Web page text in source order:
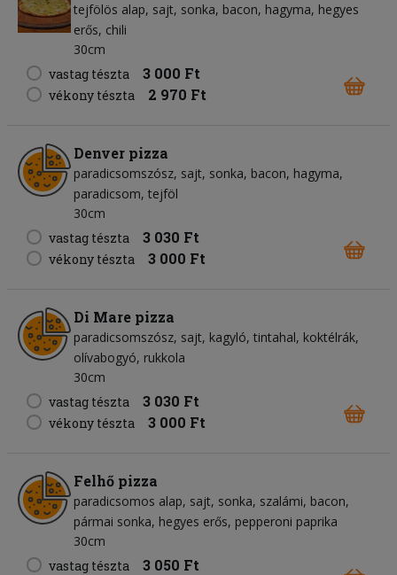
tejfölös alap sajt sonka bacon hagyma hegyes
erős chili
30cm
vastag tészta
3 000 Ft
vékony tészta 2 970 Ft
Denver pizza
paradicsomszósz sajt sonka bacon hagyma
paradicsom tejföl
30cm
vastag tészta
3 030 Ft
vékony tészta 3 000 Ft
Di Mare pizza
paradicsomszósz sajt kagyló tintahal koktélrák
olívabogyó rukkola
30cm
vastag tészta
3 030 Ft
vékony tészta 3 000 Ft
Felhő pizza
paradicsomos alap sajt sonka szalámi bacon
pármai sonka hegyes erős pepperoni paprika
30cm
vastag tészta
3 050 Ft